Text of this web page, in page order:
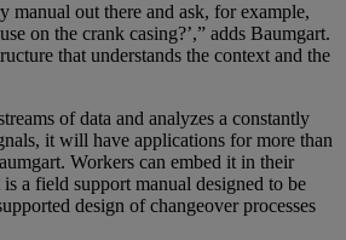
manual out there and ask, for example,
on the crank casing?’,” adds Baumgart.
that understands the context and the
of data and analyzes a constantly
it will have applications for more than
Workers can embed it in their
a field support manual designed to be
design of changeover processes